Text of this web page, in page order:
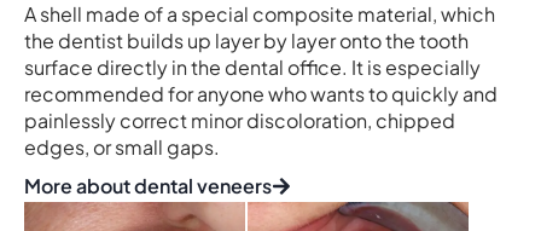
A shell made of a special composite material, which
the dentist builds up layer by layer onto the tooth
surface directly in the dental office. It is especially
recommended for anyone who wants to quickly and
painlessly correct minor discoloration, chipped
edges, or small gaps.
More about dental veneers